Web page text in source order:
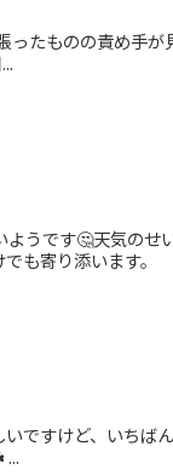
ったものの責め手
うです🤔天気の
も寄り添います。
ですけど、いち